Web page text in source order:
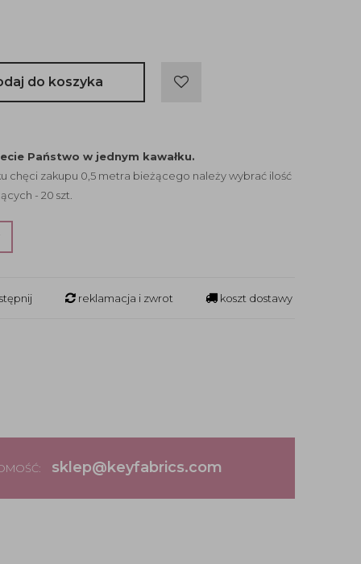
do koszyka
Państwo w jednym kawałku.
chęci zakupu 0,5 metra bieżącego należy wybrać ilość
- 20 szt.
reklamacja i zwrot koszt dostawy
sklep@keyfabrics.com